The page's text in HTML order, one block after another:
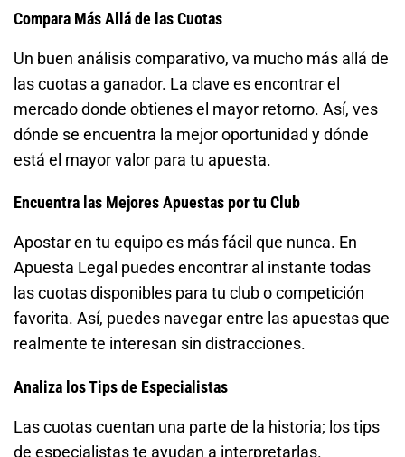
Compara Más Allá de las Cuotas
Un buen análisis comparativo, va mucho más allá de
las cuotas a ganador. La clave es encontrar el
mercado donde obtienes el mayor retorno. Así, ves
dónde se encuentra la mejor oportunidad y dónde
está el mayor valor para tu apuesta.
Encuentra las Mejores Apuestas por tu Club
Apostar en tu equipo es más fácil que nunca. En
Apuesta Legal puedes encontrar al instante todas
las cuotas disponibles para tu club o competición
favorita. Así, puedes navegar entre las apuestas que
realmente te interesan sin distracciones.
Analiza los Tips de Especialistas
Las cuotas cuentan una parte de la historia; los tips
de especialistas te ayudan a interpretarlas.